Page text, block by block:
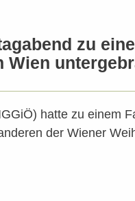
zu
hatte zu einem
der Wiener